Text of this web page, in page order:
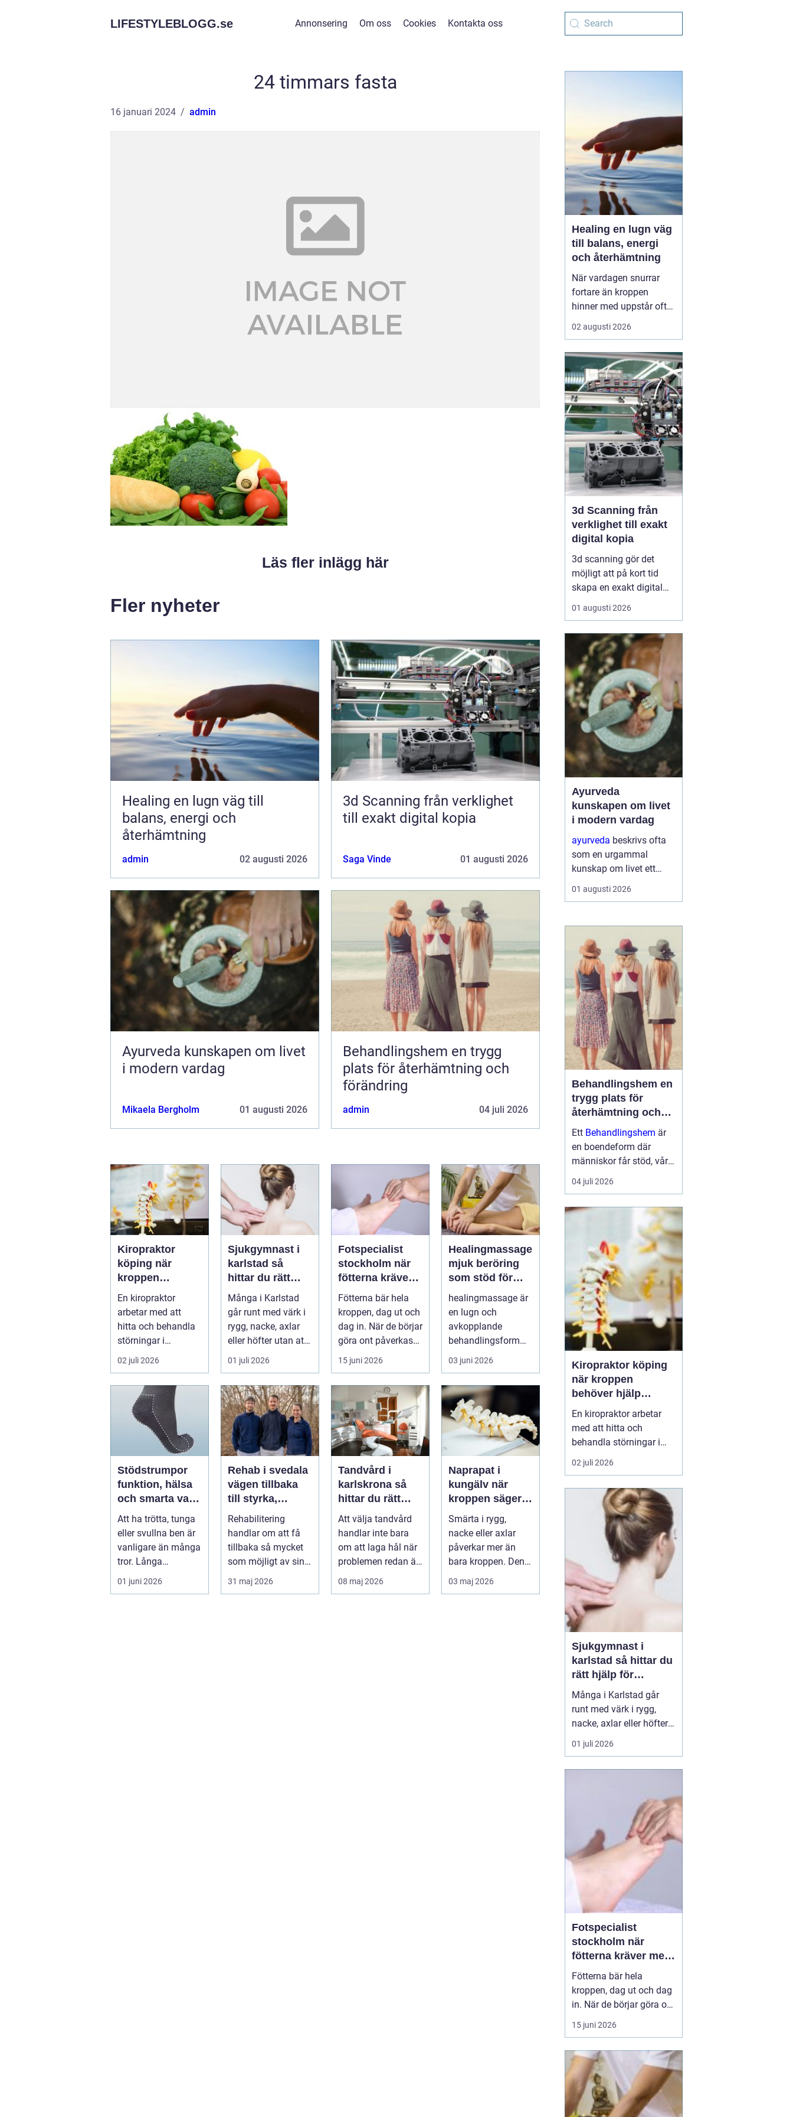
LIFESTYLEBLOGG.se Annonsering Om oss Cookies Kontakta oss
24 timmars fasta
16 januari 2024 admin
Läs fler inlägg här
Fler nyheter
Healing en lugn väg till
balans, energi och
återhämtning
admin 02 augusti 2026
3d Scanning från verklighet
till exakt digital kopia
Saga Vinde 01 augusti 2026
Ayurveda kunskapen om livet
i modern vardag
Mikaela Bergholm 01 augusti 2026
Behandlingshem en trygg
plats för återhämtning och
förändring
admin 04 juli 2026
Kiropraktor
köping när
kroppen
behöver hjälp
tillbaka
En kiropraktor
arbetar med att
hitta och behandla
störningar i
kroppens leder,
muskler och
nervsyste...
02 juli 2026
Sjukgymnast i
karlstad så
hittar du rätt
hjälp för
kroppen
Många i Karlstad
går runt med värk i
rygg, nacke, axlar
eller höfter utan att
söka hjälp. Andra
har ...
01 juli 2026
Fotspecialist
stockholm när
fötterna kräver
mer än vanliga
sulor
Fötterna bär hela
kroppen, dag ut och
dag in. När de börjar
göra ont påverkas
mer än bara stegen
sö...
15 juni 2026
Healingmassage
mjuk beröring
som stöd för
kropp och själ
healingmassage är
en lugn och
avkopplande
behandlingsform
som förenar
klassisk massage
med energibas...
03 juni 2026
Stödstrumpor
funktion, hälsa
och smarta val i
vardagen
Att ha trötta, tunga
eller svullna ben är
vanligare än många
tror. Långa
arbetsdagar på
hårda golv, ...
01 juni 2026
Rehab i svedala
vägen tillbaka
till styrka,
balans och
vardag
Rehabilitering
handlar om att få
tillbaka så mycket
som möjligt av sin
funktion, energi och
trygghet...
31 maj 2026
Tandvård i
karlskrona så
hittar du rätt
klinik för
långsiktig
munhälsa
Att välja tandvård
handlar inte bara
om att laga hål när
problemen redan är
ett faktum. Det
handlar ...
08 maj 2026
Naprapat i
kungälv när
kroppen säger
ifrån
Smärta i rygg,
nacke eller axlar
påverkar mer än
bara kroppen. Den
tar energi,
koncentration och
03 maj 2026
Healing en lugn väg
till balans, energi
och återhämtning
När vardagen snurrar
fortare än kroppen
hinner med uppstår ofta
spänningar, oro och
trötthet som inte går att
Många börjar då söka
efter metoder som kan
skapa lugn på djupet,
inte bara i tankarna utan
också i kroppen. I den
sökn...
02 augusti 2026
3d Scanning från
verklighet till exakt
digital kopia
3d scanning gör det
möjligt att på kort tid
skapa en exakt digital
kopia av nästan vad
som helst: en liten detalj,
eller en hel fabrik.
Tekniken används i dag
inom industri, bygg,
fastigheter, kulturarv och
infrastruktur för at...
01 augusti 2026
Ayurveda
kunskapen om livet
i modern vardag
ayurveda beskrivs ofta
som en urgammal
kunskap om livet ett
praktiskt system för
hälsa som förenar kropp,
stället för att enbart
fokusera på symptom
försöker ayurvedan
förstå varf...
01 augusti 2026
Behandlingshem en
trygg plats för
återhämtning och
förändring
Ett Behandlingshem är
en boendeform där
människor får stöd, vård
och struktur under en
period i livet när det
öppenvården inte räcker.
Målet är att skapa
trygghet, stabilitet och
förutsättni...
04 juli 2026
Kiropraktor köping
när kroppen
behöver hjälp
tillbaka
En kiropraktor arbetar
med att hitta och
behandla störningar i
kroppens leder, muskler
och nervsystem. Målet
smärta, bättre rörlighet
och en vardag som
fungerar igen.
Kiropraktik passar
många som kämpar
med återkommande
ryggont...
02 juli 2026
Sjukgymnast i
karlstad så hittar du
rätt hjälp för
kroppen
Många i Karlstad går
runt med värk i rygg,
nacke, axlar eller höfter
utan att söka hjälp.
Andra har råkat ut för en
släppa. En legitimerad
sjukgymnast kan då
göra stor skillnad.
Genom n...
01 juli 2026
Fotspecialist
stockholm när
fötterna kräver mer
än vanliga sulor
Fötterna bär hela
kroppen, dag ut och dag
in. När de börjar göra ont
påverkas mer än bara
stegen sömn, träning,
lidande. Många försöker
länge med egenvård,
inlägg från sportbutiken
eller vila, men
15 juni 2026